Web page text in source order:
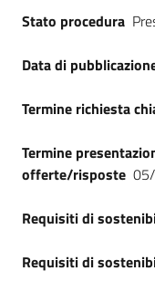
Stato procedura
Data di
Termine richiesta
Termine
offerte/risposte
Requisiti di
Requisiti di